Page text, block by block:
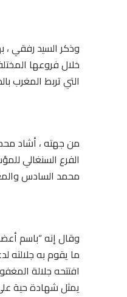
وذكر السيد رفقي
خلال فروعها
التي تربط المغرب
من جهته ، أشاد
الفرع السنغالي
محمد السادس
وقال إنه “باسم
ما يقوم به جلالته
يمثل شهادة حية